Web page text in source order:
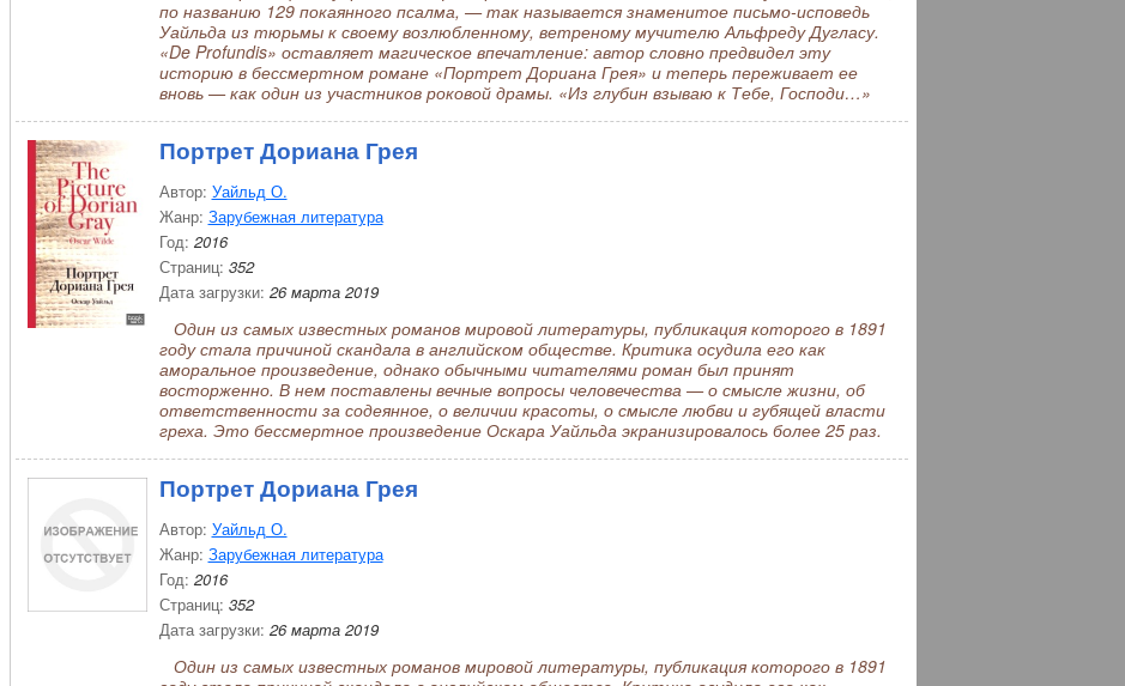
по названию 129 покаянного псалма, — так называется знаменитое письмо-исповедь
Уайльда из тюрьмы к своему возлюбленному, ветреному мучителю Альфреду Дугласу.
«De Profundis» оставляет магическое впечатление: автор словно предвидел эту
историю в бессмертном романе «Портрет Дориана Грея» и теперь переживает ее
вновь — как один из участников роковой драмы. «Из глубин взываю к Тебе, Господи…»
Портрет Дориана Грея
Автор: Уайльд О.
Жанр: Зарубежная литература
Год: 2016
Страниц: 352
Дата загрузки: 26 марта 2019
Один из самых известных романов мировой литературы, публикация которого в 1891
году стала причиной скандала в английском обществе. Критика осудила его как
аморальное произведение, однако обычными читателями роман был принят
восторженно. В нем поставлены вечные вопросы человечества — о смысле жизни, об
ответственности за содеянное, о величии красоты, о смысле любви и губящей власти
греха. Это бессмертное произведение Оскара Уайльда экранизировалось более 25 раз.
Портрет Дориана Грея
Автор: Уайльд О.
Жанр: Зарубежная литература
Год: 2016
Страниц: 352
Дата загрузки: 26 марта 2019
Один из самых известных романов мировой литературы, публикация которого в 1891